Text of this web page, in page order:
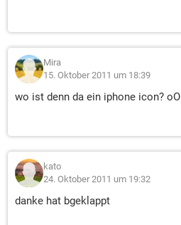
Mira
15. Oktober 2011 um 18:39
wo ist denn da ein iphone icon? oO
kato
24. Oktober 2011 um 19:32
danke hat bgeklappt